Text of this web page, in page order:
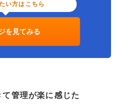
い方はこちら
を見てみる
管理が楽に感じた